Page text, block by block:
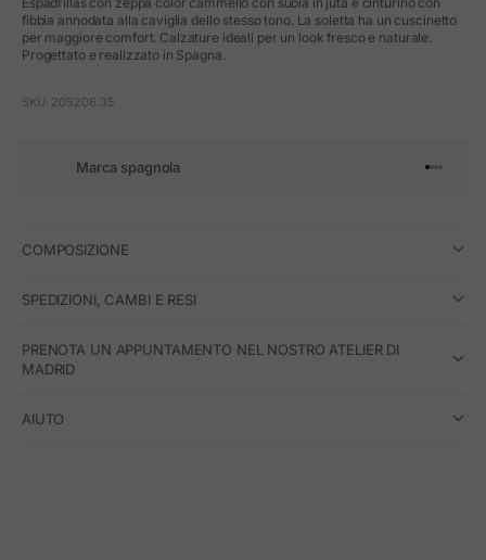
fibbia annodata alla caviglia dello stesso tono. La soletta ha un cuscinetto
per maggiore comfort. Calzature ideali per un look fresco e naturale.
Progettato e realizzato in Spagna.
SKU: 205206.35
Marca spagnola Vai
Vai
Vai
Vai
COMPOSIZIONE
SPEDIZIONI, CAMBI E RESI
PRENOTA UN APPUNTAMENTO NEL NOSTRO ATELIER DI
MADRID
AIUTO